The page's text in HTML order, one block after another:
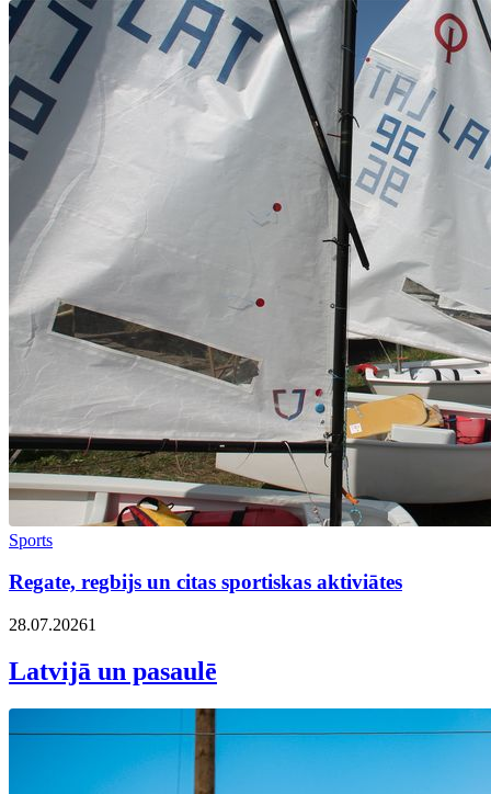
Sports
Regate, regbijs un citas sportiskas aktiviātes
28.07.20261
Latvijā un pasaulē